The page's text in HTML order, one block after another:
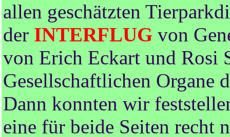
allen geschätzten
der INTERFLUG von
von Erich Eckart und Rosi
Gesellschaftlichen Organe
Dann konnten wir
eine für beide Seiten recht